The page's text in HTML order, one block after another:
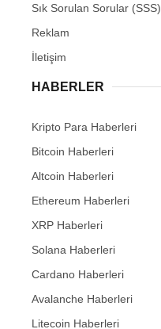
Sık Sorulan Sorular (SSS)
Reklam
İletişim
HABERLER
Kripto Para Haberleri
Bitcoin Haberleri
Altcoin Haberleri
Ethereum Haberleri
XRP Haberleri
Solana Haberleri
Cardano Haberleri
Avalanche Haberleri
Litecoin Haberleri